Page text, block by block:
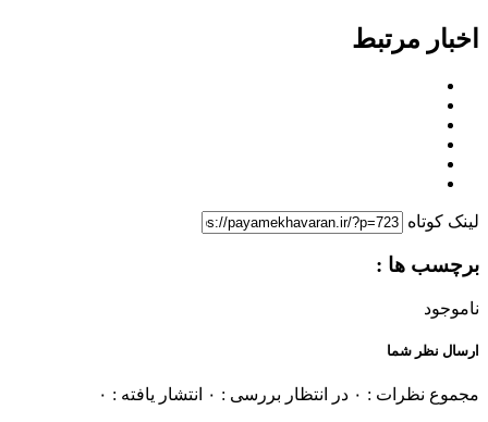
اخبار مرتبط
لینک کوتاه
برچسب ها :
ناموجود
ارسال نظر شما
مجموع نظرات : ۰ در انتظار بررسی : ۰ انتشار یافته : ۰